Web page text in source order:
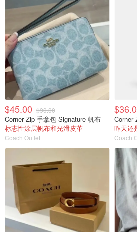
$45.00 $90.00
Corner Zip 手拿包 Signature 帆布
标志性涂层帆布和光滑皮革
Coach Outlet
Corner
昨天还
Coach